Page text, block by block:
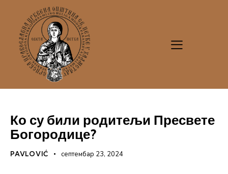
Ко су били родитељи Пресвете
Богородице?
PAVLOVIĆ септембар 23, 2024